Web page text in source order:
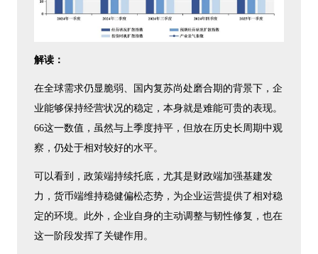
解读：
在全球需求仍显脆弱、国内复苏尚处磨合期的背景下，企
业能够保持经营状况的稳定，本身就是难能可贵的表现。
66这一数值，虽然与上季度持平，但放在历史长周期中观
察，仍处于相对较好的水平。
可以看到，政策端持续托底，尤其是财政端加强基建发
力，货币端维持稳健偏松态势，为企业运营提供了相对稳
定的环境。此外，企业自身的主动调整与韧性修复，也在
这一阶段发挥了关键作用。